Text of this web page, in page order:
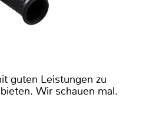
guten Leistungen zu
Wir schauen mal.